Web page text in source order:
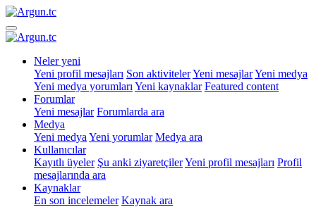
Neler yeni
Yeni profil mesajları Son aktivitelerYeni mesajlarYeni medya
Yeni medya yorumları Yeni kaynaklar Featured content
Forumlar
Yeni mesajlar Forumlarda ara
Medya
Yeni medya Yeni yorumlar Medya ara
Kullanıcılar
Kayıtlı üyeler Şu anki ziyaretçilerYeni profil mesajları Profil
mesajlarında ara
Kaynaklar
En son incelemeler Kaynak ara